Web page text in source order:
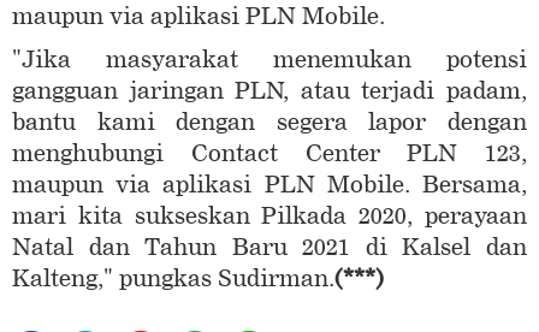
maupun via aplikasi PLN Mobile.
"Jika masyarakat menemukan potensi
gangguan jaringan PLN, atau terjadi padam,
bantu kami dengan segera lapor dengan
menghubungi Contact Center PLN 123,
maupun via aplikasi PLN Mobile. Bersama,
mari kita sukseskan Pilkada 2020, perayaan
Natal dan Tahun Baru 2021 di Kalsel dan
Kalteng," pungkas Sudirman.(***)